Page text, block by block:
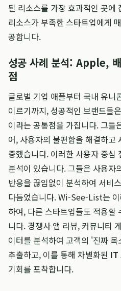
된 리소스를 가장 효과적인 곳에
리소스가 부족한 스타트업에게
공합니다.
성공 사례 분석: Apple,
점
글로벌 기업 애플부터 국내 유니
이르기까지, 성공적인 브랜드들
이라는 공통점을 가집니다. 그들
어, 사용자의 불편함을 해결하고
중했습니다. 이러한 사용자 중심
분석이 있습니다. 그들은 사용자
반응을 끊임없이 분석하여 서비
다듬었습니다. Wi-See-List는
하여, 다른 스타트업들도 적용할
니다. 경쟁사 앱 리뷰, 커뮤니티
이터를 분석하여 고객의 '진짜
추출하고, 이를 통해 차별화된 IT
기회를 포착합니다.